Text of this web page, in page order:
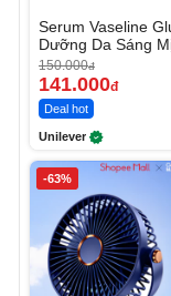
Serum Vaseline
Dưỡng Da Sáng
Ngày
150.000đ
141.000đ
Deal hot
Unilever
-63%